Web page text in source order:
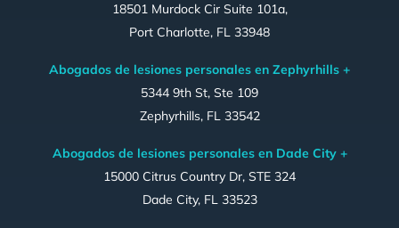
18501 Murdock Cir Suite 101a,
Port Charlotte, FL 33948
Abogados de lesiones personales en Zephyrhills +
5344 9th St, Ste 109
Zephyrhills, FL 33542
Abogados de lesiones personales en Dade City +
15000 Citrus Country Dr, STE 324
Dade City, FL 33523